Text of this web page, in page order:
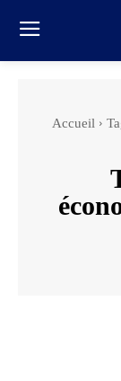
Accueil